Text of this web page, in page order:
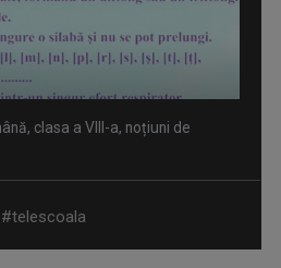
lecția 6, nivel A 1 / VIDEO
#telescoala